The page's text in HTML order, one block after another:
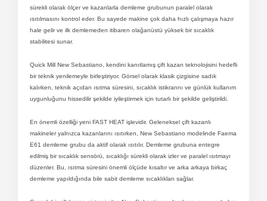
sürekli olarak ölçer ve kazanlarla demleme grubunun paralel olarak
ısıtılmasını kontrol eder. Bu sayede makine çok daha hızlı çalışmaya hazır
hale gelir ve ilk demlemeden itibaren olağanüstü yüksek bir sıcaklık
stabilitesi sunar.
Quick Mill New Sebastiano, kendini kanıtlamış çift kazan teknolojisini hedefli
bir teknik yenilemeyle birleştiriyor. Görsel olarak klasik çizgisine sadık
kalırken, teknik açıdan ısıtma süresini, sıcaklık istikrarını ve günlük kullanım
uygunluğunu hissedilir şekilde iyileştirmek için tutarlı bir şekilde geliştirildi.
En önemli özelliği yeni FAST HEAT işlevidir. Geleneksel çift kazanlı
makineler yalnızca kazanlarını ısıtırken, New Sebastiano modelinde Faema
E61 demleme grubu da aktif olarak ısıtılır. Demleme grubuna entegre
edilmiş bir sıcaklık sensörü, sıcaklığı sürekli olarak izler ve paralel ısıtmayı
düzenler. Bu, ısıtma süresini önemli ölçüde kısaltır ve arka arkaya birkaç
demleme yapıldığında bile sabit demleme sıcaklıkları sağlar.